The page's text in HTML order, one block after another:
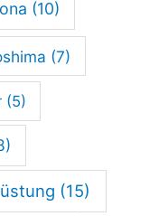
(10)
(7)
(5)
(15)